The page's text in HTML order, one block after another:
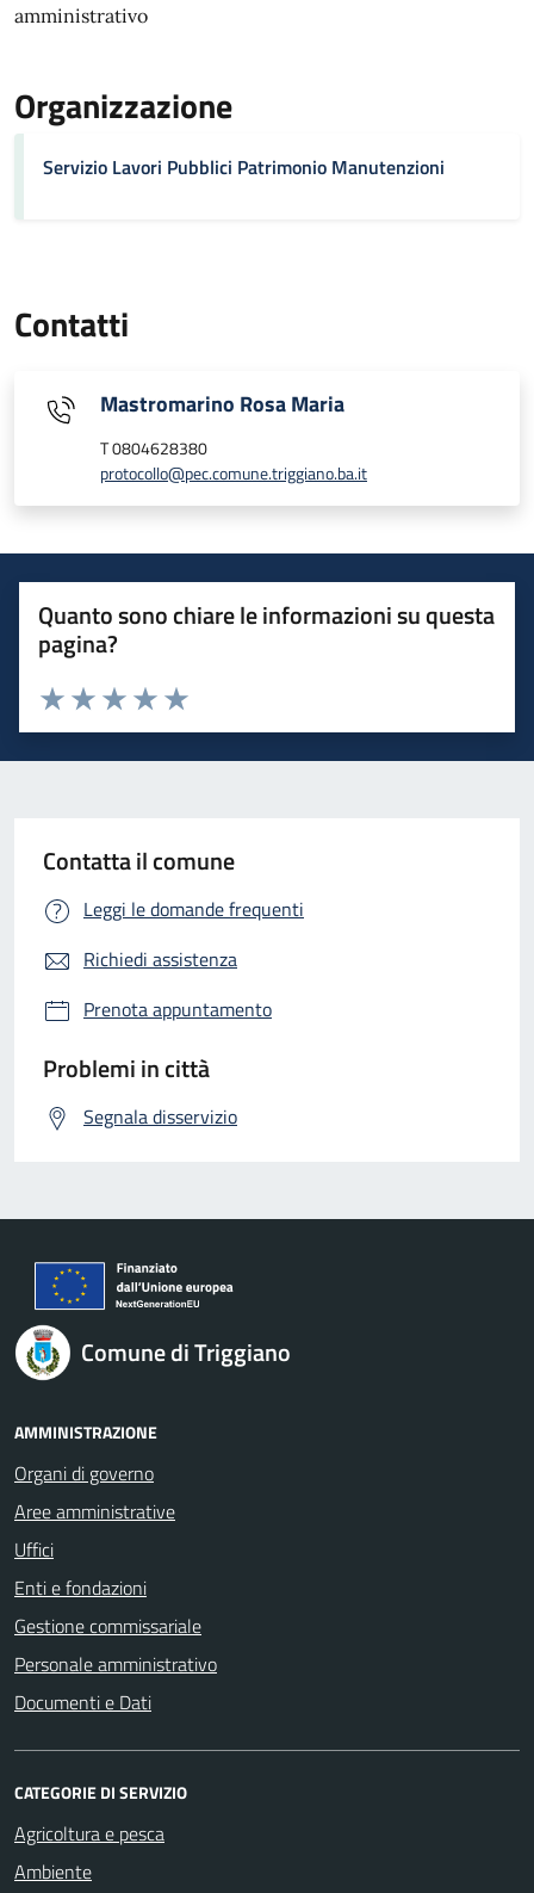
amministrativo
Organizzazione
Servizio Lavori Pubblici Patrimonio Manutenzioni
Contatti
Mastromarino Rosa Maria
T 0804628380
protocollo@pec.comune.triggiano.ba.it
Quanto sono chiare le informazioni su questa
pagina?
Valuta 5 stelle su 5
Valuta 4 stelle su 5
Valuta 3 stelle su 5
Valuta 2 stelle su 5
Valuta 1 stelle su 5
Contatta il comune
Leggi le domande frequenti
Richiedi assistenza
Prenota appuntamento
Problemi in città
Segnala disservizio
Comune di Triggiano
AMMINISTRAZIONE
Organi di governo
Aree amministrative
Uffici
Enti e fondazioni
Gestione commissariale
Personale amministrativo
Documenti e Dati
CATEGORIE DI SERVIZIO
Agricoltura e pesca
Ambiente